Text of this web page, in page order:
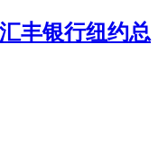
丰银行纽约总